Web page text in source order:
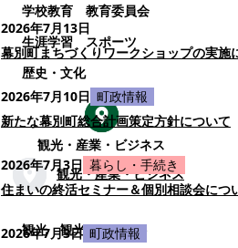
学校教育
教育委員会
生涯学習
スポーツ
歴史・文化
観光・産業・ビジネス
観光・産業・ビジネス
観光
観光・イベント
2026年7月13日
幕別町まちづくりワークショップの実施
2026年7月10日 町政情報
新たな幕別町総合計画策定方針について
2026年7月3日 暮らし・手続き
住まいの終活セミナー＆個別相談会につ
2026年7月3日 町政情報